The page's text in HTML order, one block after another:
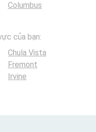
Columbus
của bạn:
Chula Vista
Fremont
Irvine